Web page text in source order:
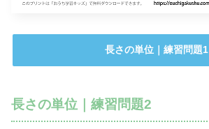
長さの単位｜練習問題1
長さの単位｜練習問題2